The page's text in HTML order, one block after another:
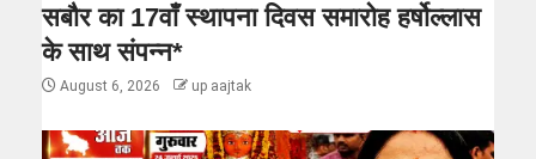
सबौर का 17वाँ स्थापना दिवस समारोह हर्षोल्लास
के साथ संपन्न*
August 6, 2026 up aajtak